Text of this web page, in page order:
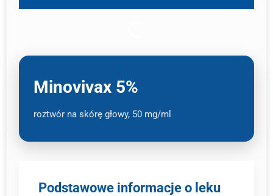
Minovivax 5%
roztwór na skórę głowy, 50 mg/ml
Podstawowe informacje o leku